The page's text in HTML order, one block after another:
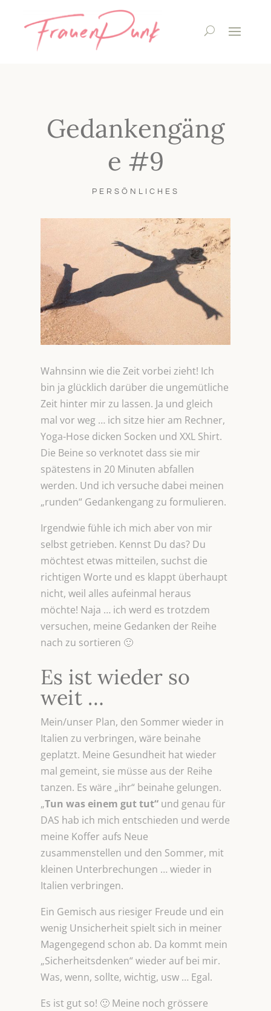
Gedankengäng
e #9
PERSÖNLICHES
Wahnsinn wie die Zeit vorbei zieht! Ich
bin ja glücklich darüber die ungemütliche
Zeit hinter mir zu lassen. Ja und gleich
mal vor weg … ich sitze hier am Rechner,
Yoga-Hose dicken Socken und XXL Shirt.
Die Beine so verknotet dass sie mir
spätestens in 20 Minuten abfallen
werden. Und ich versuche dabei meinen
„runden“ Gedankengang zu formulieren.
Irgendwie fühle ich mich aber von mir
selbst getrieben. Kennst Du das? Du
möchtest etwas mitteilen, suchst die
richtigen Worte und es klappt überhaupt
nicht, weil alles aufeinmal heraus
möchte! Naja … ich werd es trotzdem
versuchen, meine Gedanken der Reihe
nach zu sortieren 🙂
Es ist wieder so
weit …
Mein/unser Plan, den Sommer wieder in
Italien zu verbringen, wäre beinahe
geplatzt. Meine Gesundheit hat wieder
mal gemeint, sie müsse aus der Reihe
tanzen. Es wäre „ihr“ beinahe gelungen.
„Tun was einem gut tut“ und genau für
DAS hab ich mich entschieden und werde
meine Koffer aufs Neue
zusammenstellen und den Sommer, mit
kleinen Unterbrechungen … wieder in
Italien verbringen.
Ein Gemisch aus riesiger Freude und ein
wenig Unsicherheit spielt sich in meiner
Magengegend schon ab. Da kommt mein
„Sicherheitsdenken“ wieder auf bei mir.
Was, wenn, sollte, wichtig, usw … Egal.
Es ist gut so! 🙂 Meine noch grössere